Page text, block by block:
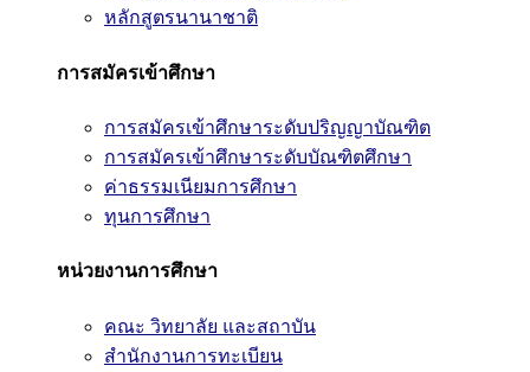
หลักสูตรนานาชาติ
การสมัครเข้าศึกษา
การสมัครเข้าศึกษาระดับปริญญาบัณฑิต
การสมัครเข้าศึกษาระดับบัณฑิตศึกษา
ค่าธรรมเนียมการศึกษา
ทุนการศึกษา
หน่วยงานการศึกษา
คณะ วิทยาลัย และสถาบัน
สำนักงานการทะเบียน